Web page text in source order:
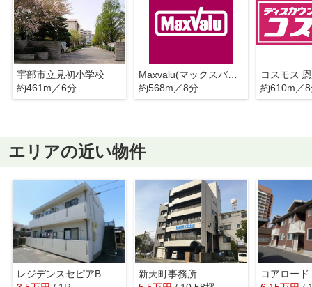
宇部市立見初小学校
約461m／6分
Maxvalu(マックスバリュ) 恩田店
約568m／8分
コスモス
約610m／
エリアの近い物件
レジデンスセピアB
新天町事務所
コアロード